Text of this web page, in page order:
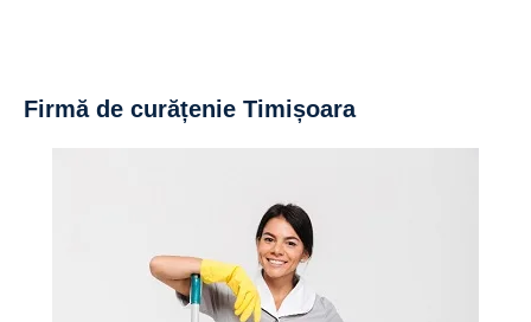
Firmă de curățenie Timișoara